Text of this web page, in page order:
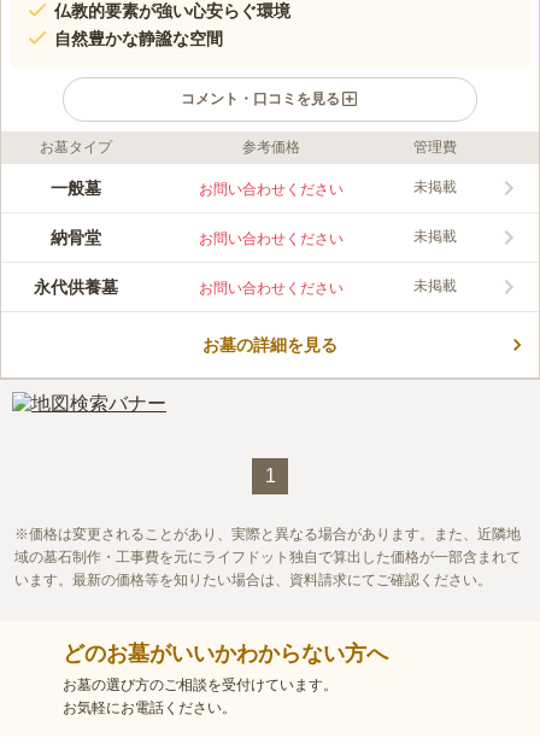
仏教的要素が強い心安らぐ環境
自然豊かな静謐な空間
コメント・口コミを見る
口コミ評価
この霊園はまだ誰からも評価されていません。
お墓タイプ 参考価格 管理費
一般墓 お問い合わせください 未掲載
納骨堂 お問い合わせください 未掲載
永代供養墓 お問い合わせください 未掲載
お墓の詳細を見る
1
価格は変更されることがあり、実際と異なる場合があります。また、近隣地
域の墓石制作・工事費を元にライフドット独自で算出した価格が一部含まれて
います。最新の価格等を知りたい場合は、資料請求にてご確認ください。
どのお墓がいいかわからない方へ
お墓の選び方のご相談を受付けています。
お気軽にお電話ください。